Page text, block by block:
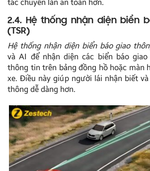
tác chuyển làn an toàn hơn.
2.4. Hệ thống nhận diện biển
(TSR)
Hệ thống nhận diện biển báo giao
và AI để nhận diện các biển báo
thông tin trên bảng đồng hồ hoặc màn
xe. Điều này giúp người lái nhận biết
thông dễ dàng hơn.